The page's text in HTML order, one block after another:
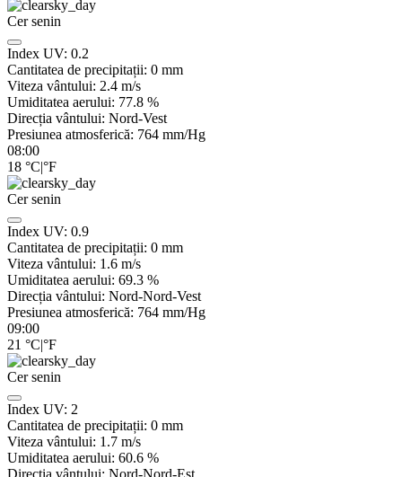
Cer senin
Index UV: 0.2
Cantitatea de precipitații: 0 mm
Viteza vântului: 2.4 m/s
Umiditatea aerului: 77.8 %
Direcția vântului: Nord-Vest
Presiunea atmosferică: 764 mm/Hg
08:00
18 °C|°F
Cer senin
Index UV: 0.9
Cantitatea de precipitații: 0 mm
Viteza vântului: 1.6 m/s
Umiditatea aerului: 69.3 %
Direcția vântului: Nord-Nord-Vest
Presiunea atmosferică: 764 mm/Hg
09:00
21 °C|°F
Cer senin
Index UV: 2
Cantitatea de precipitații: 0 mm
Viteza vântului: 1.7 m/s
Umiditatea aerului: 60.6 %